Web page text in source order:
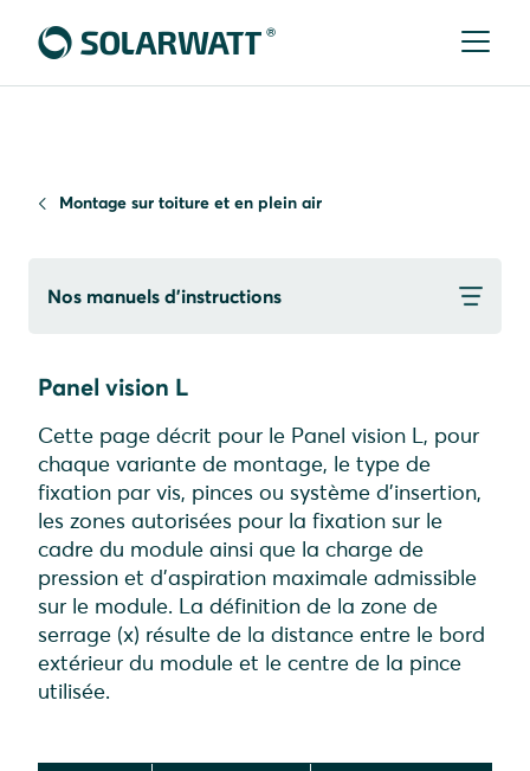
Montage sur toiture et en plein air
Nos manuels d’instructions
Panel vision L
Cette page décrit pour le Panel vision L, pour
chaque variante de montage, le type de
fixation par vis, pinces ou système d'insertion,
les zones autorisées pour la fixation sur le
cadre du module ainsi que la charge de
pression et d'aspiration maximale admissible
sur le module. La définition de la zone de
serrage (x) résulte de la distance entre le bord
extérieur du module et le centre de la pince
utilisée.